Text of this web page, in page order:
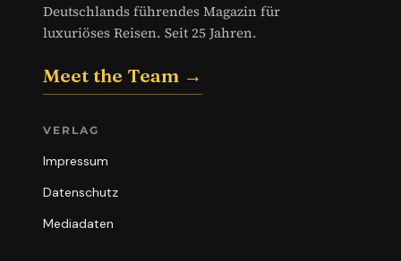
Deutschlands führendes Magazin für
luxuriöses Reisen. Seit 25 Jahren.
Meet the Team →
VERLAG
Impressum
Datenschutz
Mediadaten